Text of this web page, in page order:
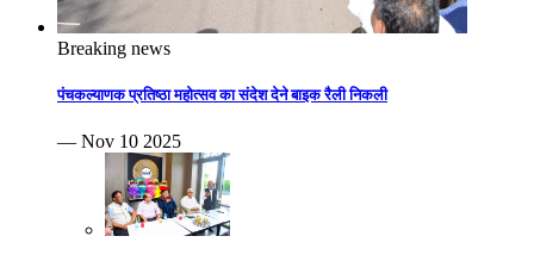
Breaking news
पंचकल्याणक प्रतिष्ठा महोत्सव का संदेश देने बाइक रैली निकली
— Nov 10 2025